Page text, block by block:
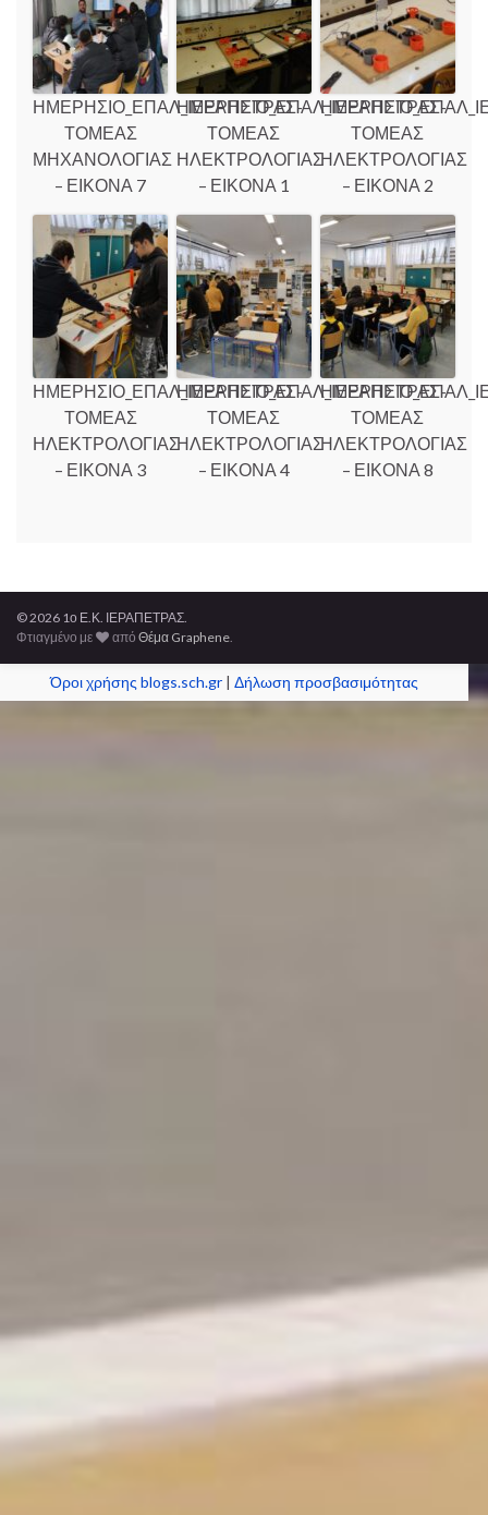
ΗΜΕΡΗΣΙΟ_ΕΠΑΛ_ΙΕΡΑΠΕΤΡΑΣ-
ΤΟΜΕΑΣ
ΜΗΧΑΝΟΛΟΓΙΑΣ
– ΕΙΚΟΝΑ 7
ΗΜΕΡΗΣΙΟ_ΕΠΑΛ_ΙΕΡΑΠΕΤΡΑΣ-
ΤΟΜΕΑΣ
ΗΛΕΚΤΡΟΛΟΓΙΑΣ
– ΕΙΚΟΝΑ 1
ΤΟΜΕΑΣ
ΗΛΕΚΤΡΟΛΟΓΙΑΣ
– ΕΙΚΟΝΑ 2
ΗΜΕΡΗΣΙΟ_ΕΠΑΛ_ΙΕΡΑΠΕΤΡΑΣ-
ΤΟΜΕΑΣ
ΗΛΕΚΤΡΟΛΟΓΙΑΣ
– ΕΙΚΟΝΑ 3
ΗΜΕΡΗΣΙΟ_ΕΠΑΛ_ΙΕΡΑΠΕΤΡΑΣ-
ΤΟΜΕΑΣ
ΗΛΕΚΤΡΟΛΟΓΙΑΣ
– ΕΙΚΟΝΑ 4
ΤΟΜΕΑΣ
ΗΛΕΚΤΡΟΛΟΓΙΑΣ
– ΕΙΚΟΝΑ 8
© 2026 1ο Ε.Κ. ΙΕΡΑΠΕΤΡΑΣ.
Φτιαγμένο με
απόΘέμα Graphene.
Όροι χρήσης blogs.sch.gr |Δήλωση προσβασιμότητας